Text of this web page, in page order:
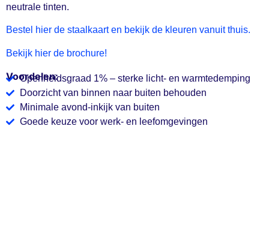
neutrale tinten.
Bestel hier de staalkaart en bekijk de kleuren vanuit thuis.
Bekijk hier de brochure!
Voordelen:
Openheidsgraad 1% – sterke licht- en warmtedemping
Doorzicht van binnen naar buiten behouden
Minimale avond-inkijk van buiten
Goede keuze voor werk- en leefomgevingen